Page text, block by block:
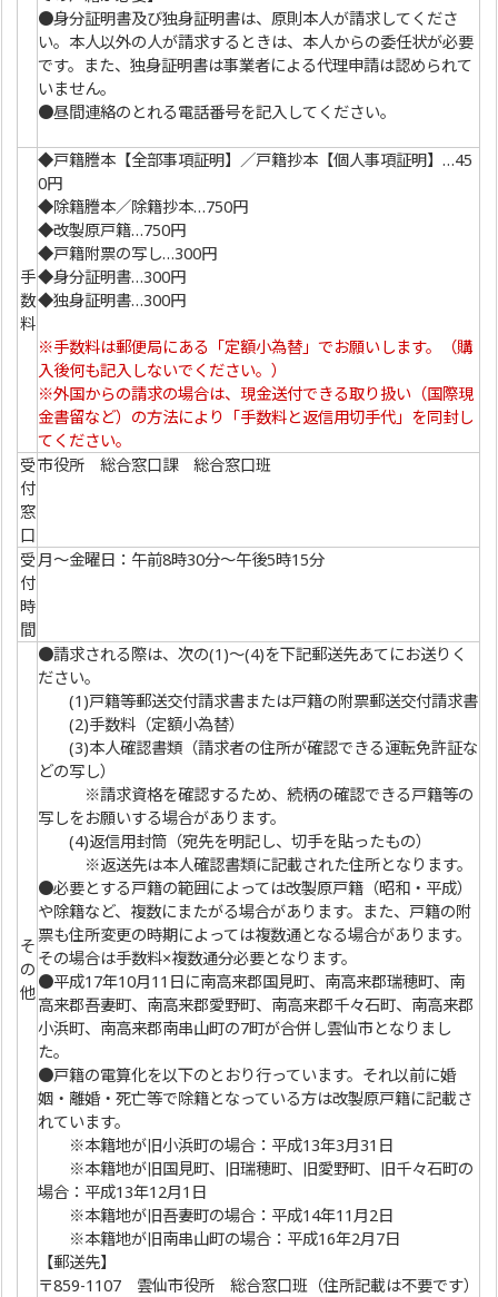
●身分証明書及び独身証明書は、原則本人が請求してくださ
い。本人以外の人が請求するときは、本人からの委任状が必要
です。また、独身証明書は事業者による代理申請は認められて
いません。
●昼間連絡のとれる電話番号を記入してください。
手
数
料
◆戸籍謄本【全部事項証明】／戸籍抄本【個人事項証明】…45
0円
◆除籍謄本／除籍抄本…750円
◆改製原戸籍…750円
◆戸籍附票の写し…300円
◆身分証明書…300円
◆独身証明書…300円
※手数料は郵便局にある「定額小為替」でお願いします。（購
入後何も記入しないでください。）
※外国からの請求の場合は、現金送付できる取り扱い（国際現
金書留など）の方法により「手数料と返信用切手代」を同封し
てください。
受
付
窓
口
市役所 総合窓口課 総合窓口班
受
付
時
間
月～金曜日：午前8時30分～午後5時15分
そ
の
他
●請求される際は、次の(1)～(4)を下記郵送先あてにお送りく
ださい。
(1)戸籍等郵送交付請求書または戸籍の附票郵送交付請求書
(2)手数料（定額小為替）
(3)本人確認書類（請求者の住所が確認できる運転免許証な
どの写し）
※請求資格を確認するため、続柄の確認できる戸籍等の
写しをお願いする場合があります。
(4)返信用封筒（宛先を明記し、切手を貼ったもの）
※返送先は本人確認書類に記載された住所となります。
●必要とする戸籍の範囲によっては改製原戸籍（昭和・平成）
や除籍など、複数にまたがる場合があります。また、戸籍の附
票も住所変更の時期によっては複数通となる場合があります。
その場合は手数料×複数通分必要となります。
●平成17年10月11日に南高来郡国見町、南高来郡瑞穂町、南
高来郡吾妻町、南高来郡愛野町、南高来郡千々石町、南高来郡
小浜町、南高来郡南串山町の7町が合併し雲仙市となりまし
た。
●戸籍の電算化を以下のとおり行っています。それ以前に婚
姻・離婚・死亡等で除籍となっている方は改製原戸籍に記載さ
れています。
※本籍地が旧小浜町の場合：平成13年3月31日
※本籍地が旧国見町、旧瑞穂町、旧愛野町、旧千々石町の
場合：平成13年12月1日
※本籍地が旧吾妻町の場合：平成14年11月2日
※本籍地が旧南串山町の場合：平成16年2月7日
【郵送先】
〒859-1107 雲仙市役所 総合窓口班（住所記載は不要です）